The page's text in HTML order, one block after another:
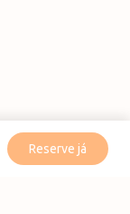
Reserve já